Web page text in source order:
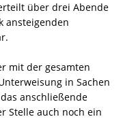
über drei Abende
ansteigenden
mit der gesamten
in Sachen
anschließende
Stelle auch noch ein